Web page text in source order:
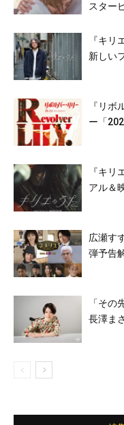
スター
『キリ
新しい
『リボ
ー「
『キリ
アル＆
広瀬す
弾予告
「その
長澤ま